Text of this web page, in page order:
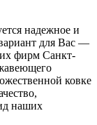
надежное и
для Вас —
фирм Санкт-
ковке
наших